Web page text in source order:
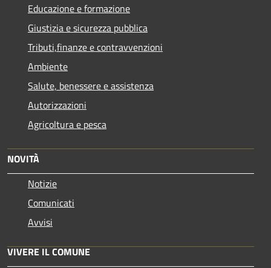
Educazione e formazione
Giustizia e sicurezza pubblica
Tributi,finanze e contravvenzioni
Ambiente
Salute, benessere e assistenza
Autorizzazioni
Agricoltura e pesca
NOVITÀ
Notizie
Comunicati
Avvisi
VIVERE IL COMUNE